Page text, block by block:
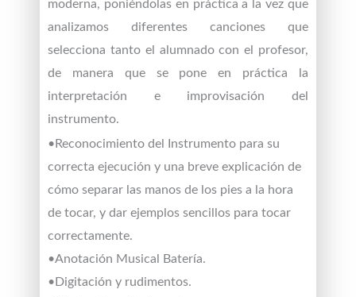
moderna, poniéndolas en práctica a la vez que
analizamos diferentes canciones que
selecciona tanto el alumnado con el profesor,
de manera que se pone en práctica la
interpretación e improvisación del
instrumento.
•Reconocimiento del Instrumento para su
correcta ejecución y una breve explicación de
cómo separar las manos de los pies a la hora
de tocar, y dar ejemplos sencillos para tocar
correctamente.
•Anotación Musical Batería.
•Digitación y rudimentos.